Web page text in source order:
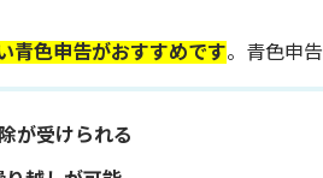
青色申告がおすすめです。青色申
が受けられる